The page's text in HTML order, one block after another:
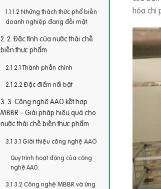
1.2 Những thách thức phổ biến
doanh nghiệp đang đối mặt
2. Đặc tính của nước thải chế
biến thực phẩm
2.1 Thành phần chính
2.2 Đặc điểm nổi bật
3. Công nghệ AAO kết hợp
MBBR – Giải pháp hiệu quả cho
nước thải chế biến thực phẩm
3.1 Giới thiệu công nghệ AAO
Quy trình hoạt động của công
nghệ AAO:
3.2 Công nghệ MBBR và ứng
hóa chi